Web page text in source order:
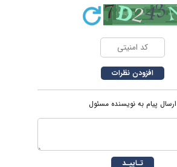
ارسال پیام به نویسنده مسئول